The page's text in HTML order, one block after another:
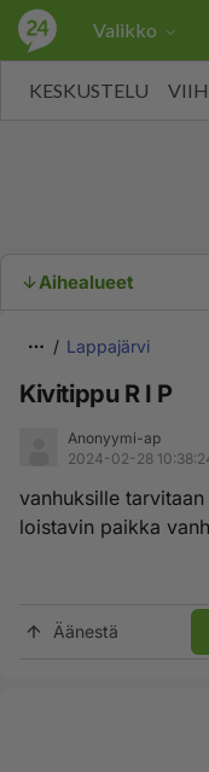
Valikko
KESKUSTELU
Aihealueet
Lappajärvi
Kivitippu R I P
Anonyymi-ap
2024-02-28
vanhuksille
loistavin paikka
Äänestä